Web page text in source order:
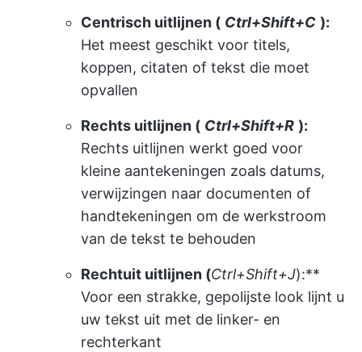
Centrisch uitlijnen ( Ctrl+Shift+C ):
Het meest geschikt voor titels,
koppen, citaten of tekst die moet
opvallen
Rechts uitlijnen ( Ctrl+Shift+R ):
Rechts uitlijnen werkt goed voor
kleine aantekeningen zoals datums,
verwijzingen naar documenten of
handtekeningen om de werkstroom
van de tekst te behouden
Rechtuit uitlijnen (Ctrl+Shift+J):**
Voor een strakke, gepolijste look lijnt u
uw tekst uit met de linker- en
rechterkant